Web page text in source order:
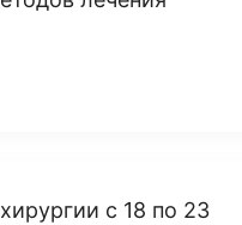
с 18 по 23